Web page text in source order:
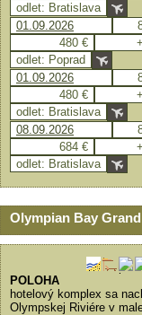
odlet: Bratislava
01.09.2026
480 €
odlet: Poprad
01.09.2026
480 €
odlet: Bratislava
08.09.2026
684 €
odlet: Bratislava
Olympian Bay
POLOHA
hotelový komplex sa
Olympskej Riviére v